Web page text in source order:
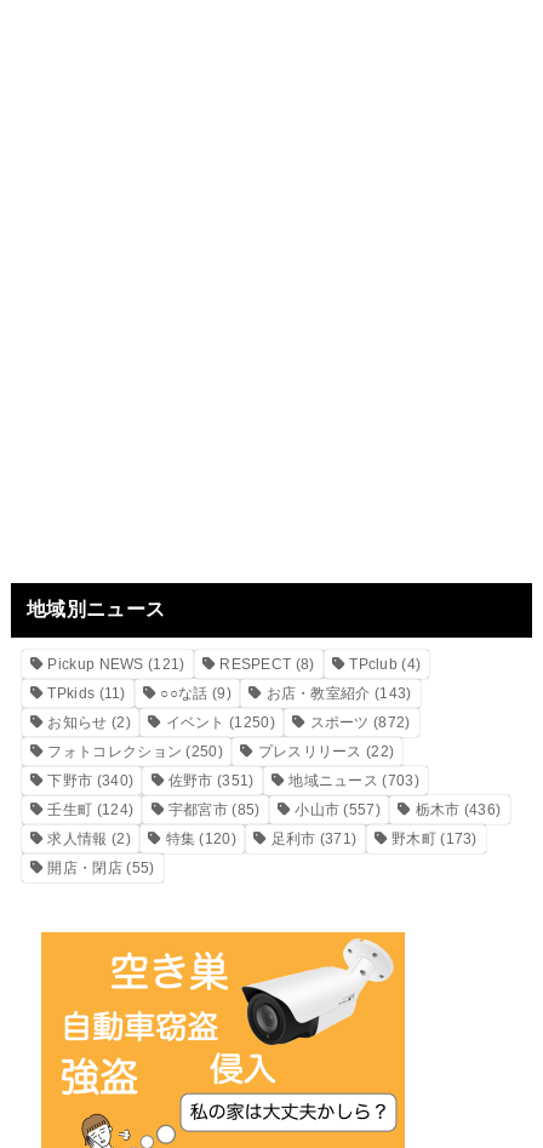
地域別ニュース
Pickup NEWS (121) RESPECT (8) TPclub (4)
TPkids (11) ○○な話 (9) お店・教室紹介 (143)
お知らせ (2) イベント (1250) スポーツ (872)
フォトコレクション (250) プレスリリース (22)
下野市 (340) 佐野市 (351) 地域ニュース (703)
壬生町 (124) 宇都宮市 (85) 小山市 (557) 栃木市 (436)
求人情報 (2) 特集 (120) 足利市 (371) 野木町(173)
開店・閉店(55)